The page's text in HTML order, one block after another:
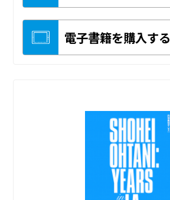
電子書籍を購入する